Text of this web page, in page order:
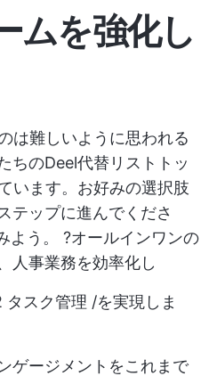
ムを強化し
は難しいように思われる
ちのDeel代替リストトッ
います。お好みの選択肢
テップに進んでくださ
う。
?オールインワンの
人事業務を効率化し
スク管理 /を実現しま
ゲージメントをこれまで